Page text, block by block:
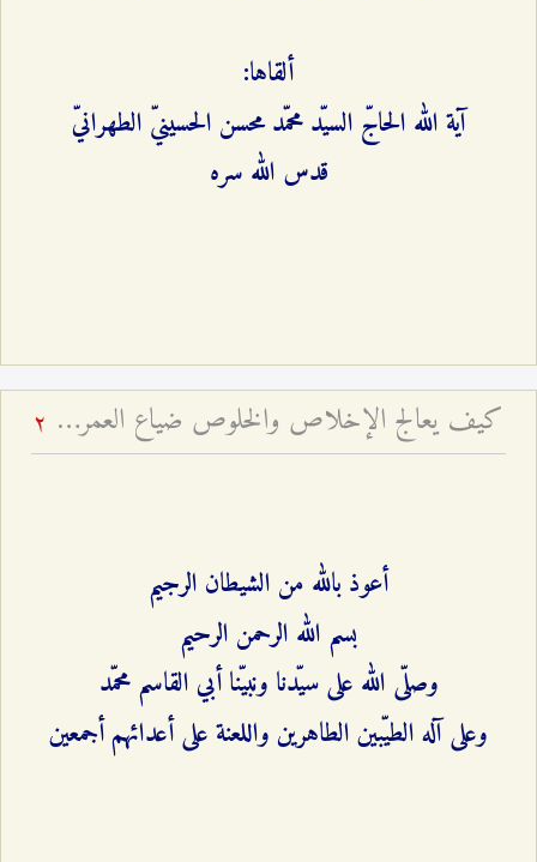
ألقاها:
آية الله الحاجّ السيّد محمّد محسن الحسينيّ الطهرانيّ
قدس الله سره
كيف يعالج الإخلاص والخلوص ضياع العمر باطلاً؟ 2
أعوذ بالله من الشيطان الرجيم
بسم الله الرحمن الرحيم
وصلّى الله على سيّدنا ونبيّنا أبي القاسم محمّد
وعلى آله الطيّبين الطاهرين واللعنة على أعدائهم أجمعين